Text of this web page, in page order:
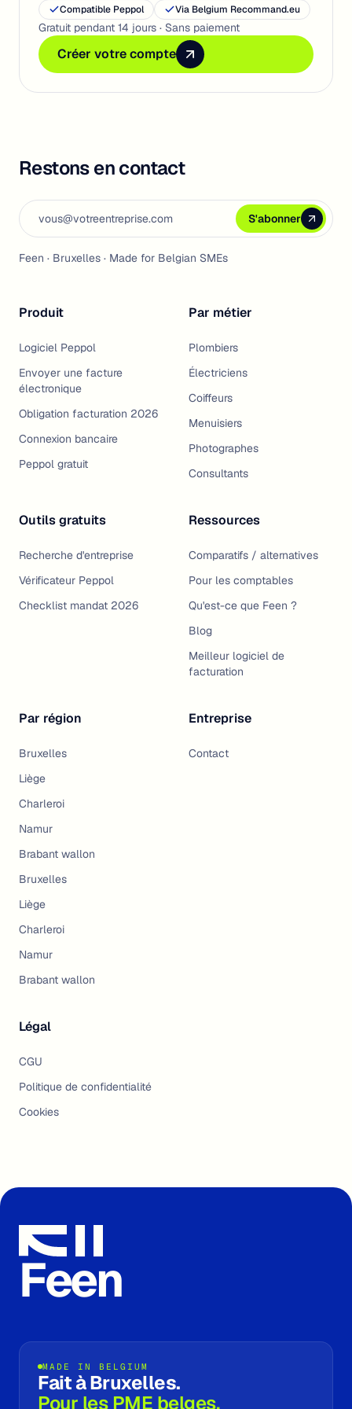
Compatible Peppol Via Belgium Recommand.eu
Gratuit pendant 14 jours · Sans paiement
Créer votre compte
Créer votre compte
Créer votre compte
Restons en contact
Email address
S'abonner
S'abonner
Feen · Bruxelles · Made for Belgian SMEs
Produit
Logiciel Peppol
Envoyer une facture
électronique
Obligation facturation 2026
Connexion bancaire
Peppol gratuit
Par métier
Plombiers
Électriciens
Coiffeurs
Menuisiers
Photographes
Consultants
Outils gratuits
Recherche d'entreprise
Vérificateur Peppol
Checklist mandat 2026
Ressources
Comparatifs / alternatives
Pour les comptables
Qu'est-ce que Feen ?
Blog
Meilleur logiciel de
facturation
Par région
Bruxelles
Liège
Charleroi
Namur
Brabant wallon
Bruxelles
Liège
Charleroi
Namur
Brabant wallon
Entreprise
Contact
Légal
CGU
Politique de confidentialité
Cookies
Feen
MADE IN BELGIUM
Fait à Bruxelles.
Pour les PME belges.